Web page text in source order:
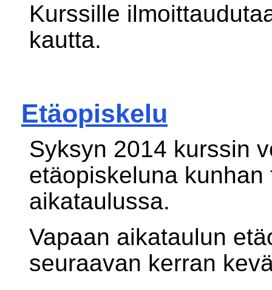
Kurssille
kautta.
Etäopiskelu
Syksyn 2014 kurssin
etäopiskeluna
aikataulussa.
Vapaan aikataulun
seuraavan kerran